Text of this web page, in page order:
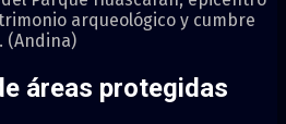
arqueológico y cumbre
(Andina)
áreas protegidas